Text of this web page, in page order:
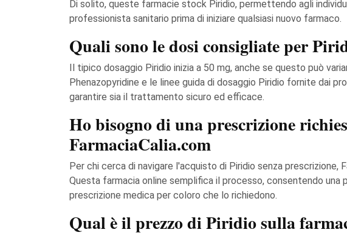
Di solito, queste farmacie stock Piridio, permettendo agli
professionista sanitario prima di iniziare qualsiasi nuovo farmaco.
Quali sono le dosi consigliate per
Il tipico dosaggio Piridio inizia a 50 mg, anche se questo può
Phenazopyridine e le linee guida di dosaggio Piridio fornite dai
garantire sia il trattamento sicuro ed efficace.
Ho bisogno di una prescrizione
FarmaciaCalia.com
Per chi cerca di navigare l'acquisto di Piridio senza
Questa farmacia online semplifica il processo, consentendo una
prescrizione medica per coloro che lo richiedono.
Qual è il prezzo di Piridio sulla